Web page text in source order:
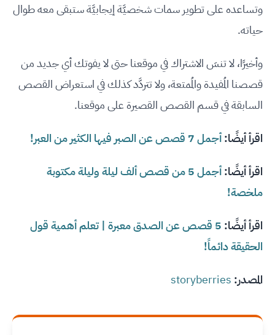
وتساعده على تطوير سمات شخصيَّة إيجابيَّة ستبقى معه طوال
حياته.
وأخيرًا، لا تنسَ الاشتراك في موقعنا حتى لا يفوتك أي جديد من
قصصنا المُفيدة والمُمتعة، ولا تتردَّد كذلك في استعراض القصص
السابقة في قسم القصص القصيرة على موقعنا.
اقرأ أيضًا:أجمل 7 قصص عن الصبر فيها الكثير من العبر!
اقرأ أيضًا:
أجمل 5 من قصص ألف ليلة وليلة مكتوبة
ملخصة!
اقرأ أيضًا:
5 قصص عن الصدق معبرة | تعلم أهمية قول
الحقيقة دائماً!
المصدر: storyberries